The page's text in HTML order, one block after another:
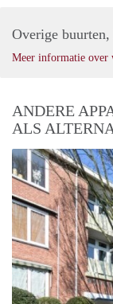
Overige
Meer informatie over
ANDERE
ALS